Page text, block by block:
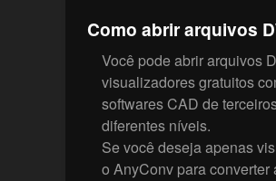
Como abrir arquivos
Você pode abrir arquivos
visualizadores gratuitos
softwares CAD de
diferentes níveis.
Se você deseja apenas
o AnyConv para converter